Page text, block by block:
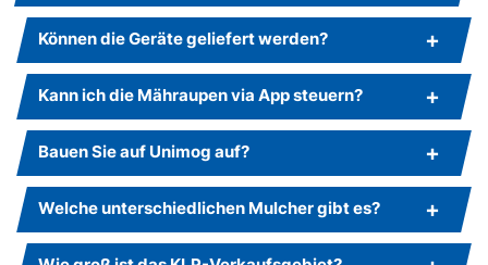
Können die Geräte geliefert werden?
Kann ich die Mähraupen via App steuern?
Bauen Sie auf Unimog auf?
Welche unterschiedlichen Mulcher gibt es?